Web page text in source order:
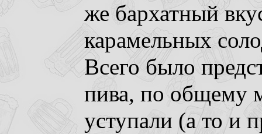
же бархатный
карамельных
Всего было
пива, по общему
уступали (а то и